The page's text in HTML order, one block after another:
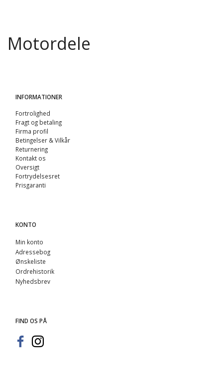
Motordele
INFORMATIONER
Fortrolighed
Fragt og betaling
Firma profil
Betingelser & Vilkår
Returnering
Kontakt os
Oversigt
Fortrydelsesret
Prisgaranti
KONTO
Min konto
Adressebog
Ønskeliste
Ordrehistorik
Nyhedsbrev
FIND OS PÅ